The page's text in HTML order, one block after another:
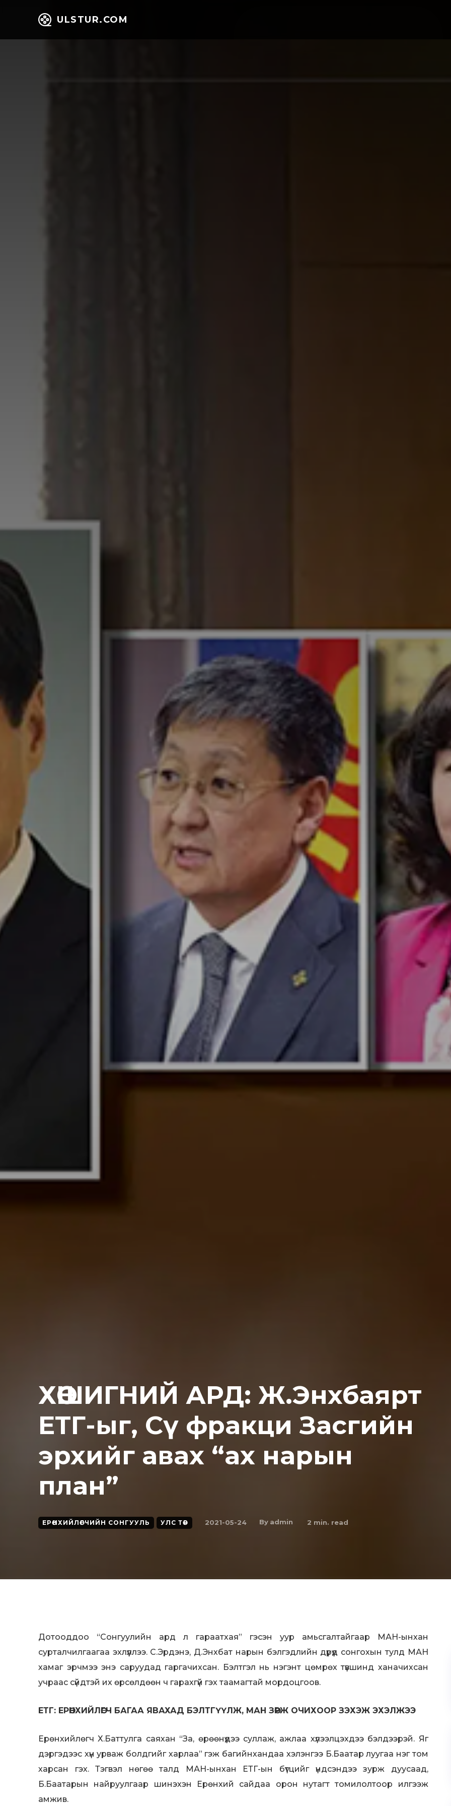
Don't miss out!
Sing up for our newsletter to stay in the
ULSTUR.COM
ХӨШИГНИЙ АРД: Ж.Энхбаярт
ЕТГ-ыг, Сү фракци Засгийн
эрхийг авах “ах нарын
план”
ЕРӨНХИЙЛӨГЧИЙН СОНГУУЛЬ УЛС ТӨР 2021-05-24 By admin 2 min. read
Дотооддоо “Сонгуулийн ард л гараатхая” гэсэн уур амьсгалтайгаар МАН-ынхан
сурталчилгаагаа эхлүүллээ. С.Эрдэнэ, Д.Энхбат нарын бэлгэдлийн дүрүүд сонгохын тулд МАН
хамаг эрчмээ энэ саруудад гаргачихсан. Бэлтгэл нь нэгэнт цөмрөх түвшинд ханачихсан
учраас сүйдтэй их өрсөлдөөн ч гарахгүй гэх таамагтай мордоцгоов.
ЕТГ: ЕРӨНХИЙЛӨГЧ БАГАА ЯВАХАД БЭЛТГҮҮЛЖ, МАН ЗӨРЖ ОЧИХООР ЗЭХЭЖ ЭХЭЛЖЭЭ
Ерөнхийлөгч Х.Баттулга саяхан “За, өрөөнүүдээ суллаж, ажлаа хүлээлцэхдээ бэлдээрэй. Яг
дэргэдээс хүн урваж болдгийг харлаа” гэж багийнхандаа хэлэнгээ Б.Баатар луугаа нэг том
харсан гэх. Тэгвэл нөгөө талд МАН-ынхан ЕТГ-ын бүтцийг үндсэндээ зурж дуусаад,
Б.Баатарын найруулгаар шинэхэн Ерөнхий сайдаа орон нутагт томилолтоор илгээж
амжив.